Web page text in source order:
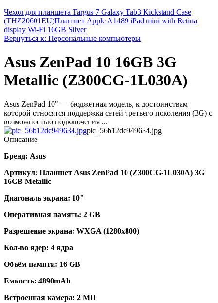
Чехол для планшета Targus 7 Galaxy Tab3 Kickstand Case
(THZ20601EU)Планшет Apple A1489 iPad mini with Retina
display Wi-Fi 16GB Silver
Вернуться к: Персональные компьютеры
Asus ZenPad 10 16GB 3G
Metallic (Z300CG-1L030A)
Asus ZenPad 10" — бюджетная модель, к достоинствам
которой относятся поддержка сетей третьего поколения (3G) с
возможностью подключения ...
pic_56b12dc949634.jpg
Описание
Бренд: Asus
Артикул: Планшет Asus ZenPad 10 (Z300CG-1L030A) 3G
16GB Metallic
Диагональ экрана: 10"
Оперативная память: 2 GB
Разрешение экрана: WXGA (1280x800)
Кол-во ядер: 4 ядра
Объём памяти: 16 GB
Емкость: 4890mAh
Встроенная камера: 2 МП